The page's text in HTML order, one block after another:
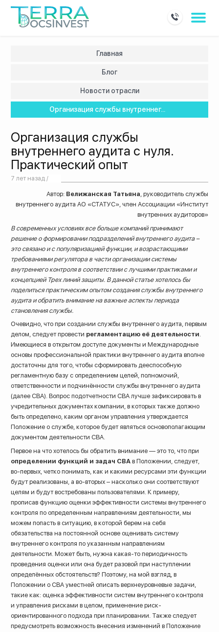
8 (800) 200-33-08
Главная
Блог
Новости отрасли
Организация службы внутреннег...
Организация службы
внутреннего аудита с нуля.
Практический опыт
7 лет назад /
Автор: Велижанская Татьяна, руководитель службы
внутреннего аудита АО «СТАТУС», член Ассоциации «Институт
внутренних аудиторов»
В современных условиях все больше компаний принимают
решение о формировании подразделений внутреннего аудита –
это связано и с популяризацией функции, и возрастающими
требованиями регулятора в части организации системы
внутреннего контроля в соответствии с лучшими практиками и
концепцией Трех линий защиты. В данной статье хотелось бы
поделиться практическим опытом создания службы внутреннего
аудита и обратить внимание на важные аспекты периода
становления службы.
Очевидно, что при создании службы внутреннего аудита, первым
делом, следует провести регламентацию её деятельности.
Имеющиеся в открытом доступе документы и Международные
основы профессиональной практики внутреннего аудита вполне
достаточны для того, чтобы сформировать дееспособную
регламентную базу с определением целей, полномочий,
ответственности и подчинённости службы внутреннего аудита
(далее СВА). Вопрос подотчетности СВА лучше зафиксировать в
учредительных документах компании, в которых также должно
быть определено, каким органом управления утверждается
Положение о службе, которое будет являться основополагающим
документом деятельности СВА.
Первое на что хотелось бы обратить внимание — это то, что при
определении функций и задач СВА в Положении, следует,
во-первых, четко понимать, как и какими ресурсами эти функции
будут реализованы, а во-вторых – насколько они соответствуют
целям и будут востребованы пользователями. К примеру,
прописав функцию оценки эффективности системы внутреннего
контроля по определенным направлениям деятельности, мы
можем попасть в ситуацию, в которой берем на себя
обязательства на постоянной основе оценивать систему
внутреннего контроля по указанным направлениям
деятельности. Может быть, нужна какая-то периодичность
проведения оценки или она будет разовой при наступлении
определённых обстоятельств? Поэтому, на мой взгляд, в
Положении о СВА уместней описать верхнеуровневые задачи,
такие как: оценка эффективности систем внутреннего контроля
и управления рисками в целом, применение риск-
ориентированного подхода при планировании. Также следует
предусмотреть возможность внесения изменений в Положение